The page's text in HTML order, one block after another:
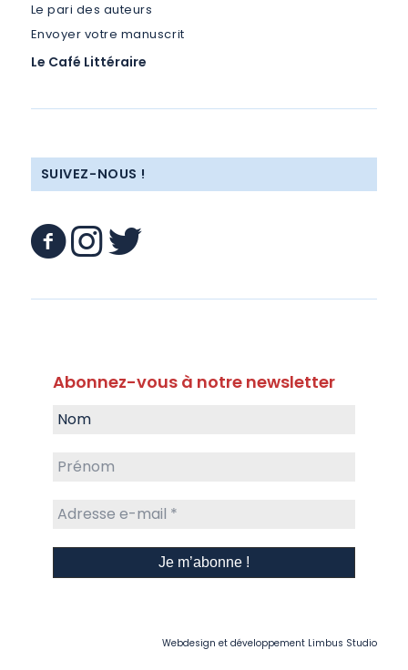
Le pari des auteurs
Envoyer votre manuscrit
Le Café Littéraire
SUIVEZ-NOUS !
Abonnez-vous à notre newsletter
Webdesign et développement Limbus Studio